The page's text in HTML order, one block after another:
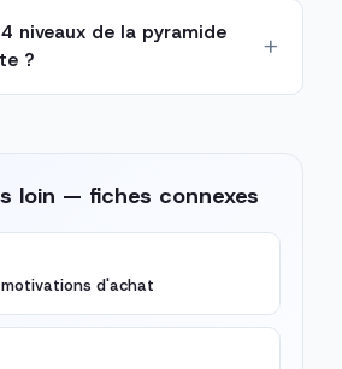
niveaux de la pyramide
?
loin — fiches connexes
motivations d'achat